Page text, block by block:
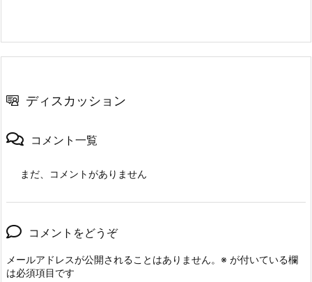
ディスカッション
コメント一覧
まだ、コメントがありません
コメントをどうぞ
メールアドレスが公開されることはありません。 ※ が付いている欄
は必須項目です